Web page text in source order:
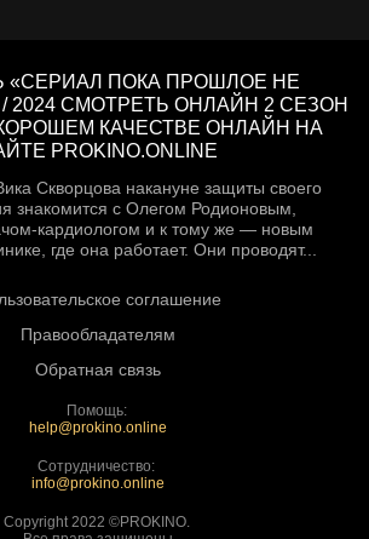
«СЕРИАЛ ПОКА ПРОШЛОЕ НЕ
2024 СМОТРЕТЬ ОНЛАЙН 2 СЕЗОН
КАЧЕСТВЕ ОНЛАЙН НА
PROKINO.ONLINE
Скворцова накануне защиты своего
знакомится с Олегом Родионовым,
кардиологом и к тому же — новым
где она работает. Они проводят...
соглашение
Правообладателям
Обратная связь
Помощь:
help@prokino.online
Сотрудничество:
info@prokino.online
Copyright 2022 ©PROKINO.